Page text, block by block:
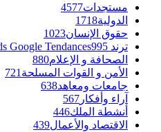
مستجدات4577
الدولية1718
حقوق الإنسان1023
ترند Trends Google Tendances 995
الصحافة و الإعلام880
الأمن و القوات المسلحة 721
جامعات ومعاهد638
آراء وأفكار 567
أنشطة الملك446
الاقتصاد والأعمال439